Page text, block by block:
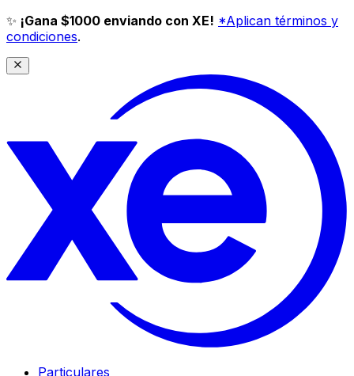
✨ ¡Gana $1000 enviando con XE! *Aplican términos y
condiciones.
Particulares